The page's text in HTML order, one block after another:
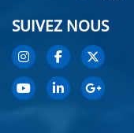
SUIVEZ NOUS